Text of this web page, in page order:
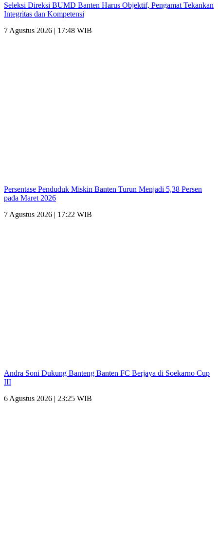
Seleksi Direksi BUMD Banten Harus Objektif, Pengamat Tekankan
Integritas dan Kompetensi
7 Agustus 2026 | 17:48 WIB
Persentase Penduduk Miskin Banten Turun Menjadi 5,38 Persen
pada Maret 2026
7 Agustus 2026 | 17:22 WIB
Andra Soni Dukung Banteng Banten FC Berjaya di Soekarno Cup
III
6 Agustus 2026 | 23:25 WIB